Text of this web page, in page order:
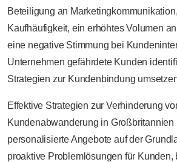
Beteiligung an
Kaufhäufigkeit, ein erhöhtes Volumen
eine negative Stimmung bei
Unternehmen gefährdete Kunden
Strategien zur Kundenbindung
Effektive Strategien zur Verhinderung
Kundenabwanderung in Großbritannien
personalisierte Angebote auf der
proaktive Problemlösungen für